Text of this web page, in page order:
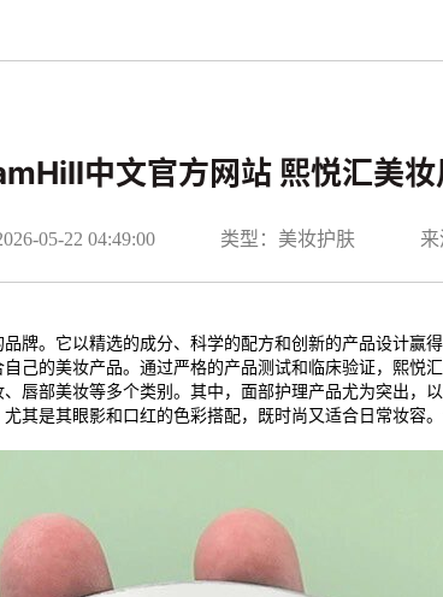
中文官方网站 熙悦汇美妆
05-22 04:49:00 类型：美妆护肤
牌。它以精选的成分、科学的配方和创新的产品设计
己的美妆产品。通过严格的产品测试和临床验证，熙悦
唇部美妆等多个类别。其中，面部护理产品尤为突出
其是其眼影和口红的色彩搭配，既时尚又适合日常妆